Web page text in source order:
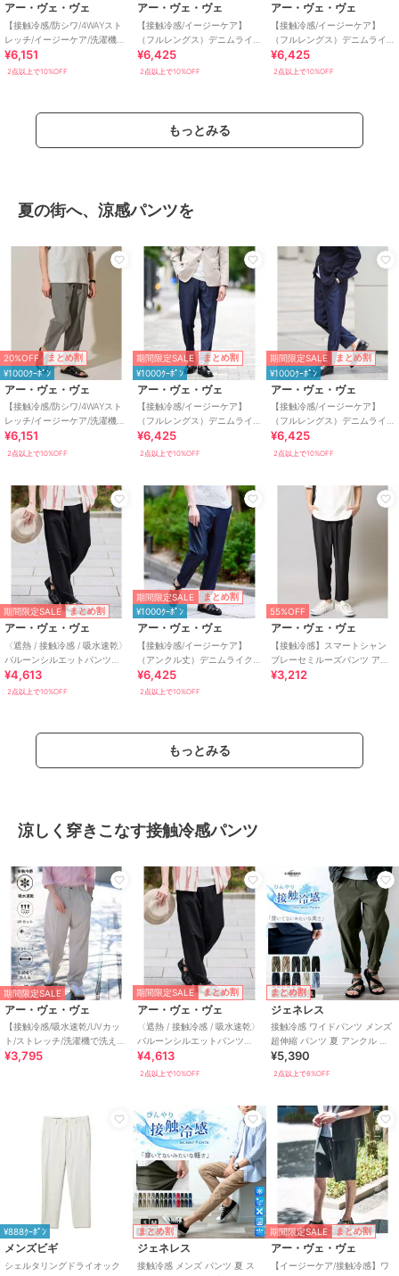
アー・ヴェ・ヴェ
【接触冷感/防シワ/4WAYスト
レッチ/イージーケア/洗濯機で
洗える/毛玉になりにくい】４
ＷＡＹツイ
¥6,151
2点以上で10%OFF
アー・ヴェ・ヴェ
【接触冷感/イージーケア】
（フルレングス）デニムライ
クストレッチスマートスラッ
クス
¥6,425
2点以上で10%OFF
アー・ヴェ・ヴェ
【接触冷感/イージーケア】
（フルレングス）デニムライ
クストレッチセミルーズパン
ツ
¥6,425
2点以上で10%OFF
もっとみる
夏の街へ、涼感パンツを
20%OFF まとめ割
¥1000ｸｰﾎﾟﾝ
アー・ヴェ・ヴェ
【接触冷感/防シワ/4WAYスト
レッチ/イージーケア/洗濯機で
洗える/毛玉になりにくい】４
ＷＡＹツイ
¥6,151
2点以上で10%OFF
期間限定SALE まとめ割
¥1000ｸｰﾎﾟﾝ
アー・ヴェ・ヴェ
【接触冷感/イージーケア】
（フルレングス）デニムライ
クストレッチスマートスラッ
クス
¥6,425
2点以上で10%OFF
期間限定SALE まとめ割
¥1000ｸｰﾎﾟﾝ
アー・ヴェ・ヴェ
【接触冷感/イージーケア】
（フルレングス）デニムライ
クストレッチセミルーズパン
ツ
¥6,425
2点以上で10%OFF
期間限定SALE まとめ割
アー・ヴェ・ヴェ
〈遮熱 / 接触冷感 / 吸水速乾〉
バルーンシルエットパンツ
【イージーケア / 洗濯機で洗え
る】
¥4,613
2点以上で10%OFF
期間限定SALE まとめ割
¥1000ｸｰﾎﾟﾝ
アー・ヴェ・ヴェ
【接触冷感/イージーケア】
（アンクル丈）デニムライク
ストレッチアンクルセミルー
ズパンツ
¥6,425
2点以上で10%OFF
55%OFF
アー・ヴェ・ヴェ
【接触冷感】スマートシャン
ブレーセミルーズパンツ アン
クル丈
¥3,212
もっとみる
涼しく穿きこなす接触冷感パンツ
期間限定SALE
アー・ヴェ・ヴェ
【接触冷感/吸水速乾/UVカッ
ト/ストレッチ/洗濯機で洗える/
イージーケア】リライト １
¥3,795
期間限定SALE まとめ割
アー・ヴェ・ヴェ
〈遮熱 / 接触冷感 / 吸水速乾〉
バルーンシルエットパンツ
【イージーケア / 洗濯機で洗え
る】
¥4,613
2点以上で10%OFF
まとめ割
ジェネレス
接触冷感 ワイドパンツ メンズ
超伸縮 パンツ 夏 アンクル 涼
しい 吸水速乾 ストレッチ ルー
ズ
¥5,390
2点以上で8%OFF
¥888ｸｰﾎﾟﾝ
メンズビギ
シェルタリングドライオック
まとめ割
ジェネレス
接触冷感 メンズ パンツ 夏 ス
期間限定SALE まとめ割
アー・ヴェ・ヴェ
【イージーケア/接触冷感】ワ